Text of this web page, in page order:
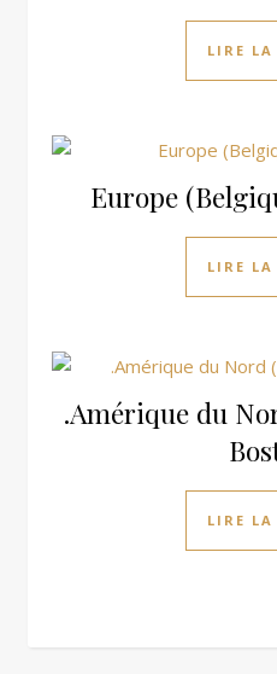
LIRE
Europe
LIRE
.Amérique du
LIRE